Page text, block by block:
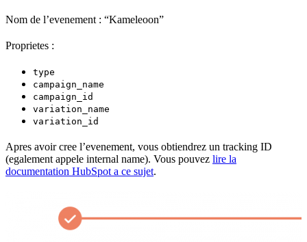
Nom de l’evenement : “Kameleoon”
Proprietes :
type
campaign_name
campaign_id
variation_name
variation_id
Apres avoir cree l’evenement, vous obtiendrez un tracking ID
(egalement appele internal name). Vous pouvez lire la
documentation HubSpot a ce sujet.